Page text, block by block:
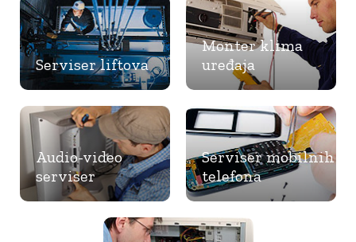
Serviser liftova
Monter klima
uređaja
Audio-video
serviser
Serviser mobilnih
telefona